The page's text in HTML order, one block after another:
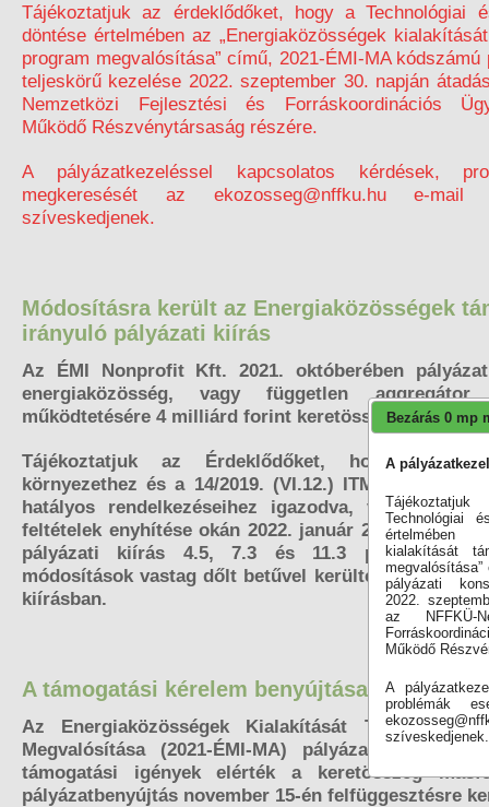
Tájékoztatjuk az érdeklődőket, hogy a Technológiai
döntése értelmében az „Energiaközösségek
program megvalósítása” című, 2021-ÉMI-MA
teljeskörű kezelése 2022. szeptember 30. napján
Nemzetközi Fejlesztési és Forráskoordinációs
Működő Részvénytársaság részére.
A pályázatkezeléssel kapcsolatos kérdések,
megkeresését az ekozosseg@nffku.hu e-mail
szíveskedjenek.
Módosításra került az Energiaközösségek
irányuló pályázati kiírás
Az ÉMI Nonprofit Kft. 2021. októberében
energiaközösség, vagy független
működtetésére 4 milliárd forint keretösszeggel.
Tájékoztatjuk az Érdeklődőket, hogy az
környezethez és a 14/2019. (VI.12.) ITM rendelet
hatályos rendelkezéseihez igazodva, valamint
feltételek enyhítése okán 2022. január 24. napján
pályázati kiírás 4.5, 7.3 és 11.3 pontjainak
módosítások vastag dőlt betűvel kerültek jelzésre a
kiírásban.
A támogatási kérelem benyújtása lezárult
Az Energiaközösségek Kialakítását Támogató
Megvalósítása (2021-ÉMI-MA) pályázati
támogatási igények elérték a keretösszeg
pályázatbenyújtás november 15-én felfüggesztésre
Bezárás 0 mp
A
Technológiai
értelmében
kialakítását
pályázati
2022.
az NFFKÜ-
Működő
A
problémák
szíveskedjenek.